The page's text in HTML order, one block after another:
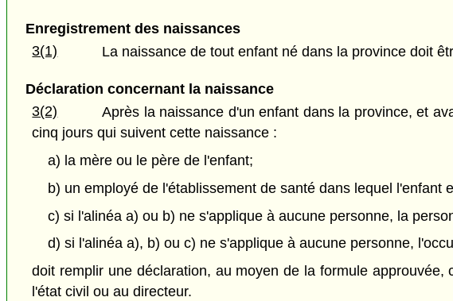
Enregistrement des naissances
3(1)
La naissance de tout enfant né dans la province doit
Déclaration concernant la naissance
3(2)
Après la naissance d'un enfant dans la province, et
cinq jours qui suivent cette naissance :
a) la mère ou le père de l'enfant;
b) un employé de l'établissement de santé dans lequel l'enfant
c) si l'alinéa a) ou b) ne s'applique à aucune personne, la
d) si l'alinéa a), b) ou c) ne s'applique à aucune personne,
doit remplir une déclaration, au moyen de la formule
l'état civil ou au directeur.